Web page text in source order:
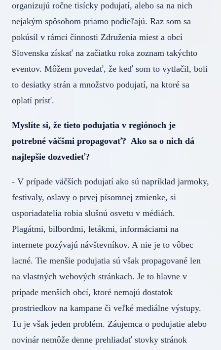
organizujú ročne tisícky podujatí, alebo sa na nich
nejakým spôsobom priamo podieľajú. Raz som sa
pokúsil v rámci činnosti Združenia miest a obcí
Slovenska získať na začiatku roka zoznam takýchto
eventov. Môžem povedať, že keď som to vytlačil, boli
to desiatky strán a množstvo podujatí, na ktoré sa
oplatí prísť.
Myslíte si, že tieto podujatia v regiónoch je
potrebné väčšmi propagovať? Ako sa o nich dá
najlepšie dozvedieť?
- V prípade väčších podujatí ako sú napríklad jarmoky,
festivaly, oslavy o prvej písomnej zmienke, si
usporiadatelia robia slušnú osvetu v médiách.
Plagátmi, bilbordmi, letákmi, informáciami na
internete pozývajú návštevníkov. A nie je to vôbec
lacné. Tie menšie podujatia sú však propagované len
na vlastných webových stránkach. Je to hlavne v
prípade menších obcí, ktoré nemajú dostatok
prostriedkov na kampane či veľké mediálne výstupy.
Tu je však jeden problém. Záujemca o podujatie alebo
novinár nemôže denne prehliadať stovky stránok